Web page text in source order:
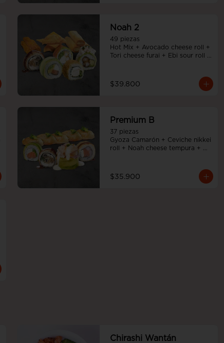
Noah 2
49 piezas
Hot Mix + Avocado cheese roll +
Tori cheese furai + Ebi sour roll +
$39.800
Premium B
37 piezas
Gyoza Camarón + Ceviche nikkei
roll + Noah cheese tempura +
$35.900
Chirashi Wantán